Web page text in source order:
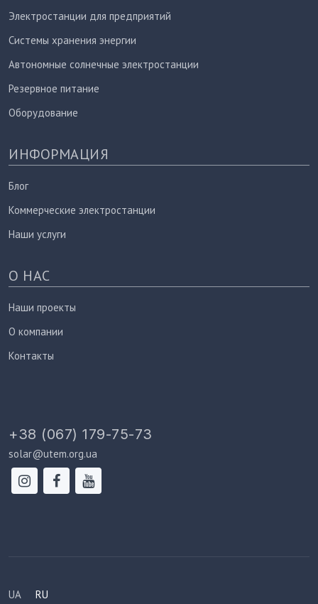
Электростанции для предприятий
Системы хранения энергии
Автономные солнечные электростанции
Резервное питание
Оборудование
ИНФОРМАЦИЯ
Блог
Коммерческие электростанции
Наши услуги
О НАС
Наши проекты
О компании
Контакты
+38 (067) 179-75-73
solar@utem.org.ua
UA RU